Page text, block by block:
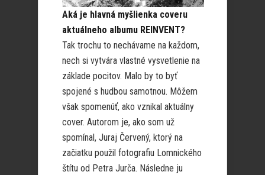
Aká je hlavná myšlienka coveru
aktuálneho albumu REINVENT?
Tak trochu to nechávame na každom,
nech si vytvára vlastné vysvetlenie na
základe pocitov. Malo by to byť
spojené s hudbou samotnou. Môžem
však spomenúť, ako vznikal aktuálny
cover. Autorom je, ako som už
spomínal, Juraj Červený, ktorý na
začiatku použil fotografiu Lomnického
štítu od Petra Jurča. Následne ju